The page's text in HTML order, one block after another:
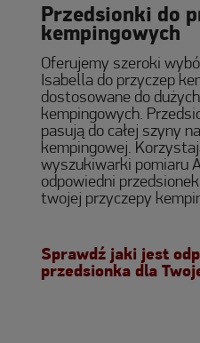
Przedsionki do
kempingowych
Oferujemy szeroki
Isabella do przyczep
dostosowane do
kempingowych.
pasują do całej szyny
kempingowej.
wyszukiwarki pomiaru
odpowiedni
twojej przyczepy
Sprawdź jaki jest
przedsionka dla